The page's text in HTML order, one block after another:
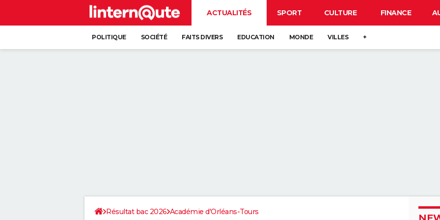
ACTUALITÉS SPORT CULTURE FINANCE
POLITIQUE SOCIÉTÉ FAITS DIVERS EDUCATION MONDE VILLES +
Résultat bac 2026 Académie d'Orléans-Tours